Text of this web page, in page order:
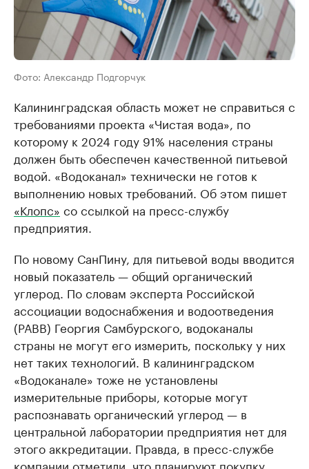
Фото: Александр Подгорчук
Калининградская область может не справиться с
требованиями проекта «Чистая вода», по
которому к 2024 году 91% населения страны
должен быть обеспечен качественной питьевой
водой. «Водоканал» технически не готов к
выполнению новых требований. Об этом пишет
«Клопс» со ссылкой на пресс-службу
предприятия.
По новому СанПину, для питьевой воды вводится
новый показатель — общий органический
углерод. По словам эксперта Российской
ассоциации водоснабжения и водоотведения
(РАВВ) Георгия Самбурского, водоканалы
страны не могут его измерить, поскольку у них
нет таких технологий. В калининградском
«Водоканале» тоже не установлены
измерительные приборы, которые могут
распознавать органический углерод — в
центральной лаборатории предприятия нет для
этого аккредитации. Правда, в пресс-службе
компании отметили, что планируют покупку